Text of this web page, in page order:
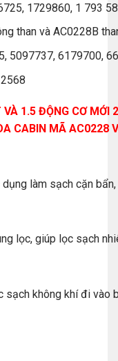
1729860, 1 793
than và AC0228B
5097737, 6179700,
VÀ 1.5 ĐỘNG CƠ MỚI
CABIN MÃ AC0228
làm sạch cặn
lọc, giúp lọc sạch
không khí đi vào